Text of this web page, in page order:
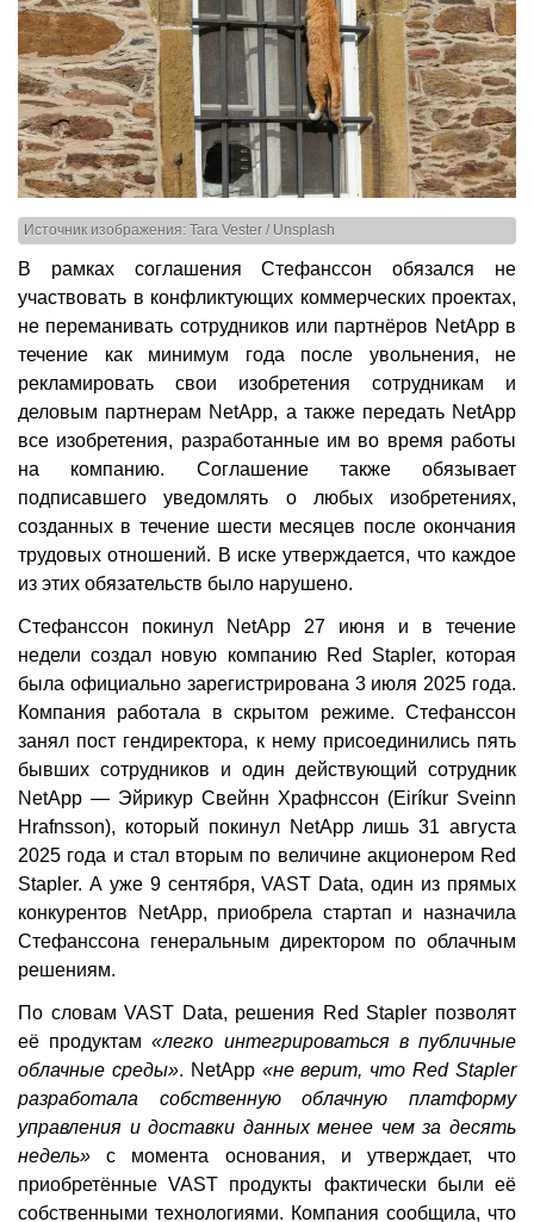
Источник изображения: Tara Vester / Unsplash
В рамках соглашения Стефанссон обязался не
участвовать в конфликтующих коммерческих проектах,
не переманивать сотрудников или партнёров NetApp в
течение как минимум года после увольнения, не
рекламировать свои изобретения сотрудникам и
деловым партнерам NetApp, а также передать NetApp
все изобретения, разработанные им во время работы
на компанию. Соглашение также обязывает
подписавшего уведомлять о любых изобретениях,
созданных в течение шести месяцев после окончания
трудовых отношений. В иске утверждается, что каждое
из этих обязательств было нарушено.
Стефанссон покинул NetApp 27 июня и в течение
недели создал новую компанию Red Stapler, которая
была официально зарегистрирована 3 июля 2025 года.
Компания работала в скрытом режиме. Стефанссон
занял пост гендиректора, к нему присоединились пять
бывших сотрудников и один действующий сотрудник
NetApp — Эйрикур Свейнн Храфнссон (Eiríkur Sveinn
Hrafnsson), который покинул NetApp лишь 31 августа
2025 года и стал вторым по величине акционером Red
Stapler. А уже 9 сентября, VAST Data, один из прямых
конкурентов NetApp, приобрела стартап и назначила
Стефанссона генеральным директором по облачным
решениям.
По словам VAST Data, решения Red Stapler позволят
её продуктам«легко интегрироваться в публичные
облачные среды». NetApp «не верит, что Red Stapler
разработала собственную облачную платформу
управления и доставки данных менее чем за десять
недель» с момента основания, и утверждает, что
приобретённые VAST продукты фактически были её
собственными технологиями. Компания сообщила, что